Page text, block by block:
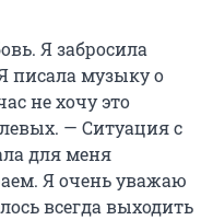
Я забросила
писала музыку о
не хочу это
— Ситуация с
для меня
Я очень уважаю
всегда выходить